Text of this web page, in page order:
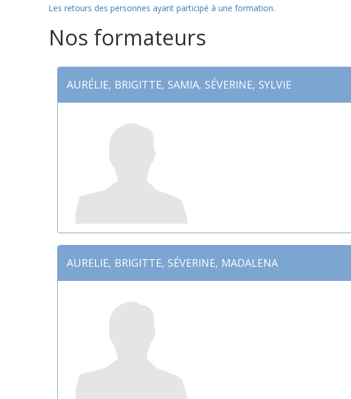
Les retours des personnes ayant participé à une formation.
Nos formateurs
AURÉLIE, BRIGITTE, SAMIA, SÉVERINE, SYLVIE
AURELIE, BRIGITTE, SÉVERINE, MADALENA